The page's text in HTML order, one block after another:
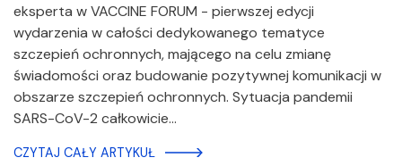
eksperta w VACCINE FORUM - pierwszej edycji
wydarzenia w całości dedykowanego tematyce
szczepień ochronnych, mającego na celu zmianę
świadomości oraz budowanie pozytywnej komunikacji w
obszarze szczepień ochronnych. Sytuacja pandemii
SARS-CoV-2 całkowicie…
CZYTAJ CAŁY ARTYKUŁ